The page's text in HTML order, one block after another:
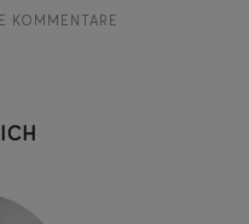
KOMMENTARE